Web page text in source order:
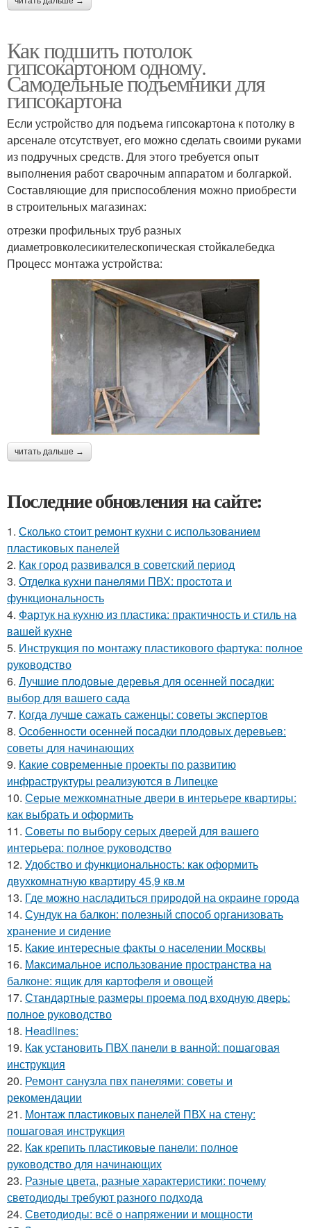
Как подшить потолок
гипсокартоном одному.
Самодельные подъемники для
гипсокартона
Если устройство для подъема гипсокартона к потолку в
арсенале отсутствует, его можно сделать своими руками
из подручных средств. Для этого требуется опыт
выполнения работ сварочным аппаратом и болгаркой.
Составляющие для приспособления можно приобрести
в строительных магазинах:
отрезки профильных труб разных
диаметровколесикителескопическая стойкалебедка
Процесс монтажа устройства:
читать дальше →
Последние обновления на сайте:
1. Сколько стоит ремонт кухни с использованием
пластиковых панелей
2. Как город развивался в советский период
3. Отделка кухни панелями ПВХ: простота и
функциональность
4. Фартук на кухню из пластика: практичность и стиль на
вашей кухне
5. Инструкция по монтажу пластикового фартука: полное
руководство
6. Лучшие плодовые деревья для осенней посадки:
выбор для вашего сада
7. Когда лучше сажать саженцы: советы экспертов
8. Особенности осенней посадки плодовых деревьев:
советы для начинающих
9. Какие современные проекты по развитию
инфраструктуры реализуются в Липецке
10. Серые межкомнатные двери в интерьере квартиры:
как выбрать и оформить
11. Советы по выбору серых дверей для вашего
интерьера: полное руководство
12. Удобство и функциональность: как оформить
двухкомнатную квартиру 45,9 кв.м
13. Где можно насладиться природой на окраине города
14. Сундук на балкон: полезный способ организовать
хранение и сидение
15. Какие интересные факты о населении Москвы
16. Максимальное использование пространства на
балконе: ящик для картофеля и овощей
17. Стандартные размеры проема под входную дверь:
полное руководство
18. Headlines:
19. Как установить ПВХ панели в ванной: пошаговая
инструкция
20. Ремонт санузла пвх панелями: советы и
рекомендации
21. Монтаж пластиковых панелей ПВХ на стену:
пошаговая инструкция
22. Как крепить пластиковые панели: полное
руководство для начинающих
23. Разные цвета, разные характеристики: почему
светодиоды требуют разного подхода
24. Светодиоды: всё о напряжении и мощности